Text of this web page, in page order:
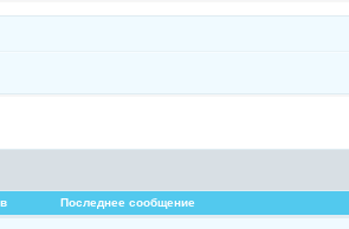
Последнее сообщение